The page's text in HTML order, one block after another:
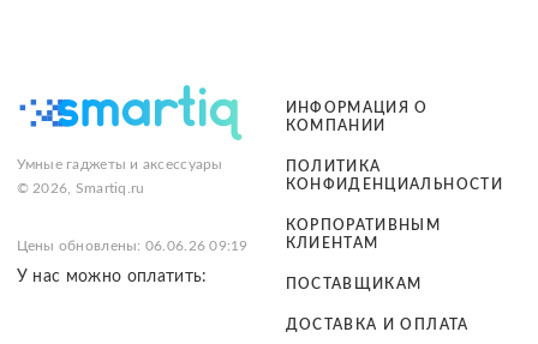
Умные гаджеты и аксессуары
© 2026, Smartiq.ru
Цены обновлены: 06.06.26 09:19
У нас можно оплатить:
ИНФОРМАЦИЯ О
КОМПАНИИ
ПОЛИТИКА
КОНФИДЕНЦИАЛЬНОСТИ
КОРПОРАТИВНЫМ
КЛИЕНТАМ
ПОСТАВЩИКАМ
ДОСТАВКА И ОПЛАТА